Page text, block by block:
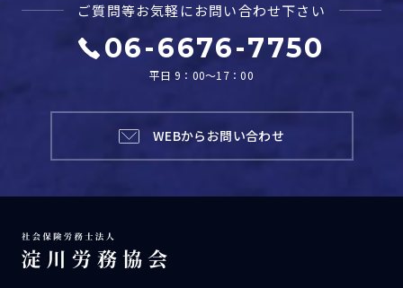
ご質問等お気軽にお問い合わせ下さい
06-6676-7750
平日 9：00～17：00
WEBからお問い合わせ